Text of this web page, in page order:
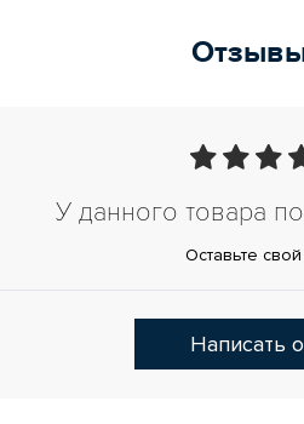
У данного товара
Оставьте
Написать